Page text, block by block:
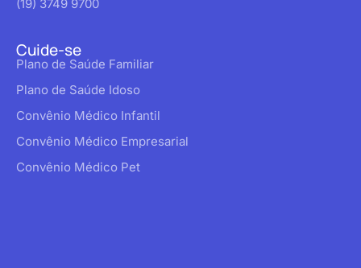
(19) 3749 9700
Cuide-se
Plano de Saúde Familiar
Plano de Saúde Idoso
Convênio Médico Infantil
Convênio Médico Empresarial
Convênio Médico Pet